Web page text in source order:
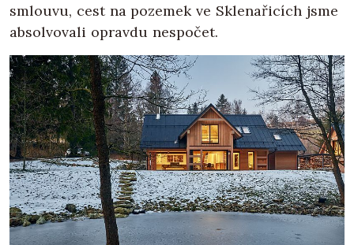
smlouvu, cest na pozemek ve Sklenařicích jsme
absolvovali opravdu nespočet.